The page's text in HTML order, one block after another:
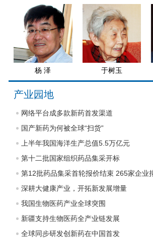
杨 泽 于树玉
产业园地
网络平台成多款新药首发渠道
国产新药为何被全球“扫货”
上半年我国海洋生产总值5.5万亿元
第十二批国家组织药品集采开标
第12批药品集采首轮报价结束 265家企业
深耕大健康产业，开拓新发展增量
我国生物医药产业全球突围
新疆支持生物医药全产业链发展
全球同步研发创新药在中国首发